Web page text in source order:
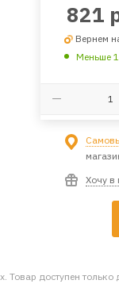
821
Вернем
Меньше
Хочу в
Товар доступен